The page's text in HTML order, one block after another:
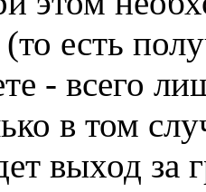
есть
- всего
в том
выход за